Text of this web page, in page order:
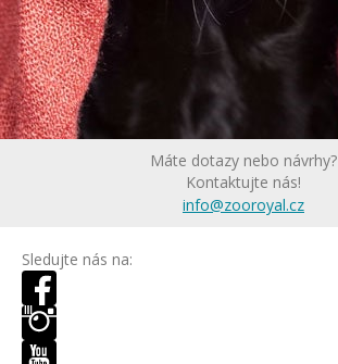
Máte dotazy nebo návrhy?
Kontaktujte nás!
info@zooroyal.cz
Sledujte nás na: